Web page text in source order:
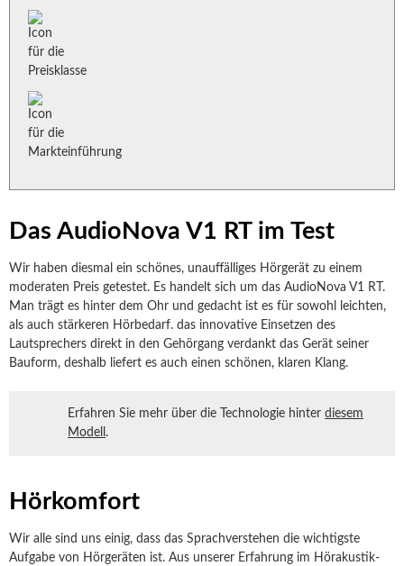
Das AudioNova V1 RT im Test
Wir haben diesmal ein schönes, unauffälliges Hörgerät zu einem
moderaten Preis getestet. Es handelt sich um das AudioNova V1 RT.
Man trägt es hinter dem Ohr und gedacht ist es für sowohl leichten,
als auch stärkeren Hörbedarf. das innovative Einsetzen des
Lautsprechers direkt in den Gehörgang verdankt das Gerät seiner
Bauform, deshalb liefert es auch einen schönen, klaren Klang.
Erfahren Sie mehr über die Technologie hinter diesem
Modell .
Hörkomfort
Wir alle sind uns einig, dass das Sprachverstehen die wichtigste
Aufgabe von Hörgeräten ist. Aus unserer Erfahrung im Hörakustik-